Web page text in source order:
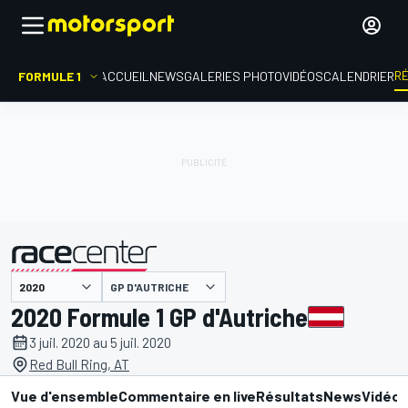
FORMULE 1 ACCUEIL NEWSGALERIES PHOTOVIDÉOSCALENDRIER
présenté par GP D'AUTRICHE
2020 Formule 1 GP d'Autriche
3 juil. 2020 au 5 juil. 2020
Red Bull Ring, AT
Vue d'ensembleCommentaire en liveRésultatsNewsVidéos